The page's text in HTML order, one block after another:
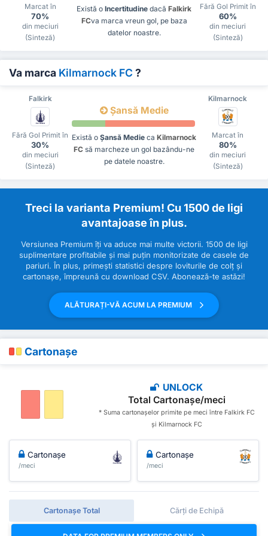
Marcat în
70%
din meciuri
(Sinteză)
Există o Incertitudine dacă Falkirk
FCva marca vreun gol, pe baza
datelor noastre.
Fără Gol Primit în
60%
din meciuri
(Sinteză)
Va marca Kilmarnock FC ?
Falkirk Kilmarnock
Fără Gol Primit în
30%
din meciuri
(Sinteză)
Șansă Medie
Există o Șansă Medie ca Kilmarnock
FC să marcheze un gol bazându-ne
pe datele noastre.
Marcat în
80%
din meciuri
(Sinteză)
Treci la varianta Premium! Cu 1500 de ligi
avantajoase în plus.
Versiunea Premium îți va aduce mai multe victorii. 1500 de ligi
suplimentare profitabile și mai puțin monitorizate de casele de
pariuri. În plus, primești statistici despre loviturile de colț și
cartonașe, împreună cu download CSV. Abonează-te astăzi!
ALĂTURAȚI-VĂ ACUM LA PREMIUM
Cartonașe
UNLOCK
Total Cartonașe/meci
* Suma cartonașelor primite pe meci între Falkirk FC
și Kilmarnock FC
Cartonașe
/meci
Cartonașe
/meci
Cartonașe Total Cărți de Echipă